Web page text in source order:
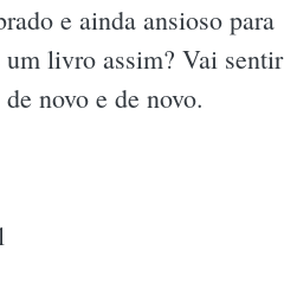
e ainda ansioso para
um livro assim? Vai sentir
novo e de novo.